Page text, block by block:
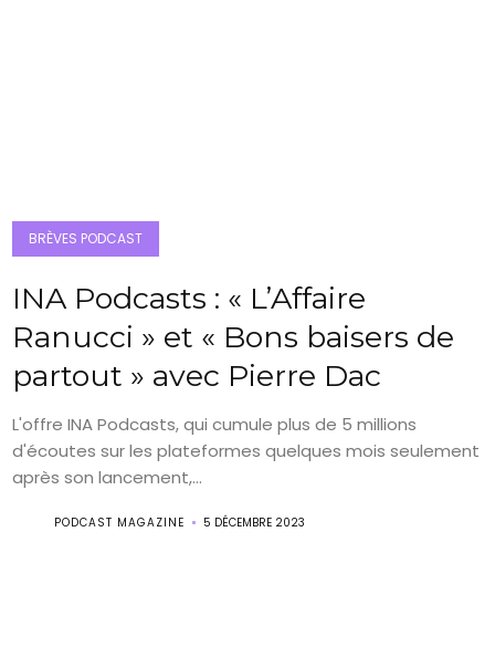
BRÈVES PODCAST
INA Podcasts : « L’Affaire
Ranucci » et « Bons baisers de
partout » avec Pierre Dac
L'offre INA Podcasts, qui cumule plus de 5 millions
d'écoutes sur les plateformes quelques mois seulement
après son lancement,...
PODCAST MAGAZINE 5 DÉCEMBRE 2023